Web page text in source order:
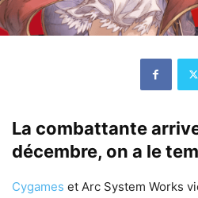
La combattante
décembre, on a le
Cygames et Arc System Works